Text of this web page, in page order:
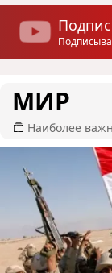
МИР
Наиболее